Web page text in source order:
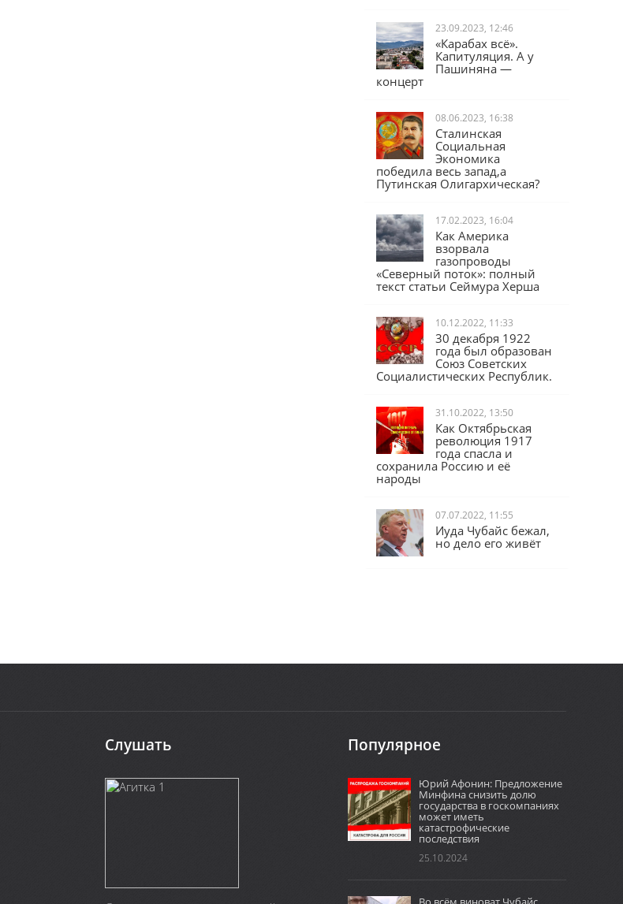
23.09.2023, 12:46
«Карабах всё».
Капитуляция. А у
Пашиняна —
концерт
08.06.2023, 16:38
Сталинская
Социальная
Экономика
победила весь запад,а
Путинская Олигархическая?
17.02.2023, 16:04
Как Америка
взорвала
газопроводы
«Северный поток»: полный
текст статьи Сеймура Херша
10.12.2022, 11:33
30 декабря 1922
года был образован
Союз Советских
Социалистических Республик.
31.10.2022, 13:50
Как Октябрьская
революция 1917
года спасла и
сохранила Россию и её
народы
07.07.2022, 11:55
Иуда Чубайс бежал,
но дело его живёт
Слушать Популярное
Юрий Афонин: Предложение
Минфина снизить долю
государства в госкомпаниях
может иметь
катастрофические
последствия
25.10.2024